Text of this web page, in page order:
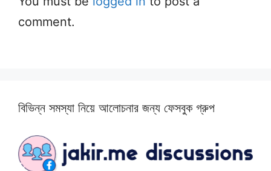
comment.
বিভিন্ন সমস্যা নিয়ে আলোচনার জন্য ফেসবুক গ্রুপ